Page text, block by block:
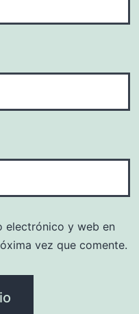
electrónico y web en
vez que comente.